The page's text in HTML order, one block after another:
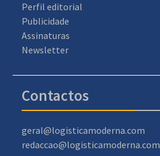
Perfil editorial
Publicidade
Assinaturas
Newsletter
Contactos
geral@logisticamoderna.com
redaccao@logisticamoderna.com